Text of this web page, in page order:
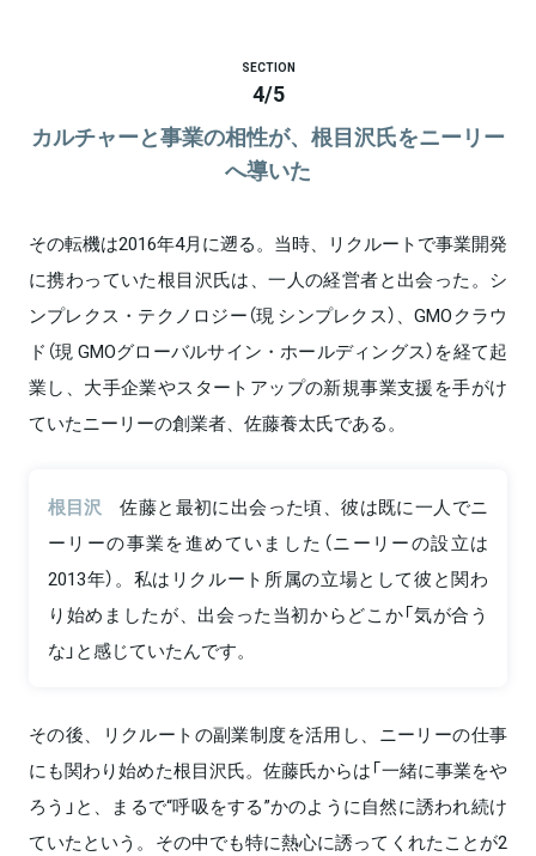
SECTION
4/5
カルチャーと事業の相性が、根目沢氏をニーリー
へ導いた
その転機は2016年4月に遡る。当時、リクルートで事業開発
に携わっていた根目沢氏は、一人の経営者と出会った。シ
ンプレクス・テクノロジー（現 シンプレクス）、GMOクラウ
ド（現 GMOグローバルサイン・ホールディングス）を経て起
業し、大手企業やスタートアップの新規事業支援を手がけ
ていたニーリーの創業者、佐藤養太氏である。
根目沢
佐藤と最初に出会った頃、彼は既に一人でニ
ーリーの事業を進めていました（ニーリーの設立は
2013年）。私はリクルート所属の立場として彼と関わ
り始めましたが、出会った当初からどこか「気が合う
な」と感じていたんです。
その後、リクルートの副業制度を活用し、ニーリーの仕事
にも関わり始めた根目沢氏。佐藤氏からは「一緒に事業をや
ろう」と、まるで“呼吸をする”かのように自然に誘われ続け
ていたという。その中でも特に熱心に誘ってくれたことが2